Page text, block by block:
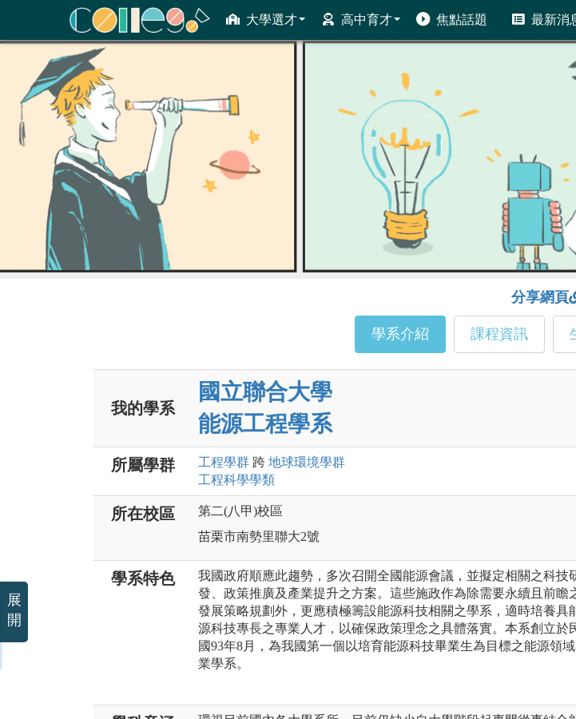
大學選才 高中育才 焦點話題 最新消
ColleGo! 大學選才與高中育才輔助系統
分享網頁
學系介紹 課程資訊
我的學系
國立聯合大學
能源工程學系
所屬學群 工程學群 跨 地球環境學群
工程科學學類
所在校區
第二(八甲)校區
苗栗市南勢里聯大2號
學系特色
我國政府順應此趨勢，多次召開全國能源會議，並擬定相關之科技
發、政策推廣及產業提升之方案。這些施政作為除需要永續且前瞻
發展策略規劃外，更應積極籌設能源科技相關之學系，適時培養具
源科技專長之專業人才，以確保政策理念之具體落實。本系創立於
國93年8月，為我國第一個以培育能源科技畢業生為目標之能源領
業學系。
展
開